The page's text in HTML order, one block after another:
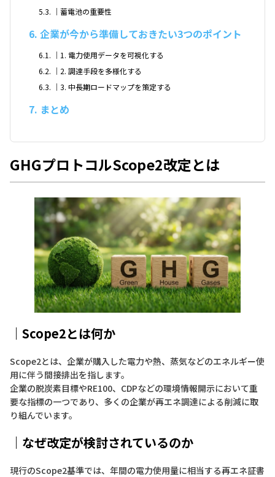
5.3
｜蓄電池の重要性
6 企業が今から準備しておきたい3つのポイント
6.1
｜1. 電力使用データを可視化する
6.2
｜2. 調達手段を多様化する
6.3
｜3. 中長期ロードマップを策定する
7 まとめ
GHGプロトコルScope2改定とは
｜Scope2とは何か
Scope2とは、企業が購入した電力や熱、蒸気などのエネルギー使
用に伴う間接排出を指します。
企業の脱炭素目標やRE100、CDPなどの環境情報開示において重
要な指標の一つであり、多くの企業が再エネ調達による削減に取
り組んでいます。
｜なぜ改定が検討されているのか
現行のScope2基準では、年間の電力使用量に相当する再エネ証書